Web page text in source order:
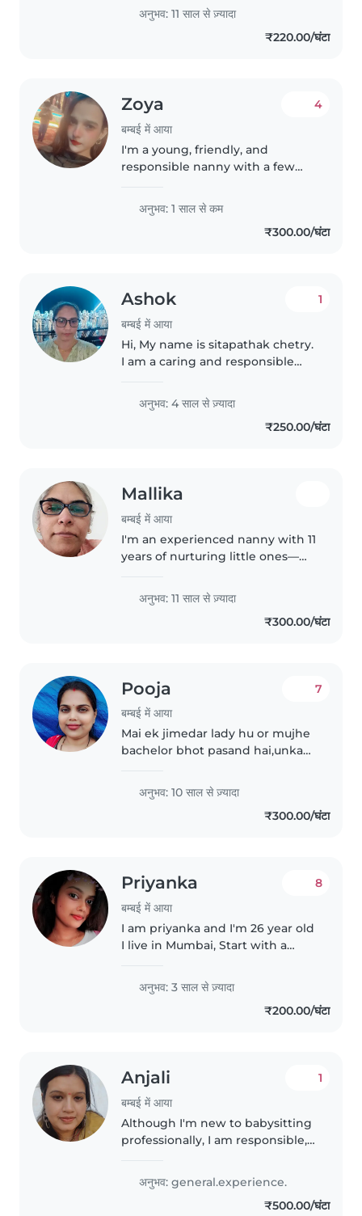
children. I have 10++years of
babysitting experience, primarily
with babies and toddlers.I'm
अनुभव: 11 साल से ज़्यादा
₹220.00/घंटा
Zoya
बम्बई में आया
4
I'm a young, friendly, and
responsible nanny with a few
baby. While I don't have any
first-aid certifications, I am great
at engaging children through..
अनुभव: 1 साल से कम
₹300.00/घंटा
Ashok
बम्बई में आया
1
Hi, My name is sitapathak chetry.
I am a caring and responsible
care of babies, toddlers and
school kids. I am looking for a 24
अनुभव: 4 साल से ज़्यादा
₹250.00/घंटा
Mallika
बम्बई में आया
I'm an experienced nanny with 11
years of nurturing little ones—
gradeschoolers. Fluent in
English, I specialise in reading,
gentle language, and music
अनुभव: 11 साल से ज़्यादा
₹300.00/घंटा
Pooja
बम्बई में आया
7
Mai ek jimedar lady hu or mujhe
bachelor bhot pasand hai,unka
krti hu,khelna khilana or ha
mujhe cooking krna achha lgta
अनुभव: 10 साल से ज़्यादा
₹300.00/घंटा
Priyanka
बम्बई में आया
8
I am priyanka and I'm 26 year old
I live in Mumbai, Start with a
mentioning the nanny's name
and expressing their passion for
अनुभव: 3 साल से ज़्यादा
₹200.00/घंटा
Anjali
बम्बई में आया
1
Although I'm new to babysitting
professionally, I am responsible,
children. I'm eager to provide a
safe, caring, and supportive
environment while learning..
अनुभव: general.experience.
₹500.00/घंटा